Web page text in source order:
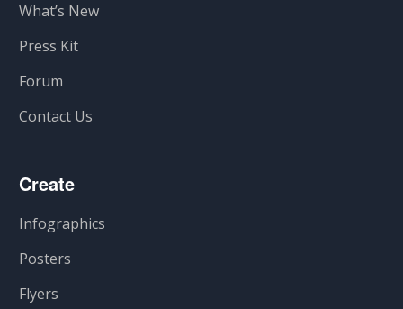
What’s New
Press Kit
Forum
Contact Us
Create
Infographics
Posters
Flyers